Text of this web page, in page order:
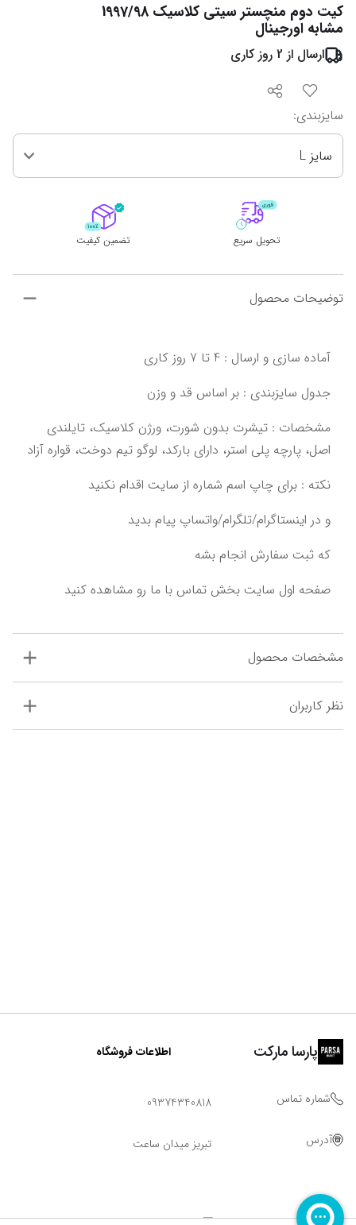
کیت دوم منچستر سیتی کلاسیک 1997/98
مشابه اورجینال
ارسال از 2 روز کاری
سایزبندی:
سایز L
تحویل سریع تضمین کیفیت
توضیحات محصول
اصل،‌ ‌پارچه پلی استر، دارای بارکد، لوگو تیم دوخت‌‌‌،‌ قواره آزاد‌‌
و در اینستاگرام/تلگرام/واتساپ پیام بدید‌
‌که ثبت سفارش انجام بشه‌‌‌
مشخصات محصول
نظر کاربران
پارسا مارکت اطلاعات فروشگاه
شماره تماس 09374340818
آدرس تبریز میدان ساعت